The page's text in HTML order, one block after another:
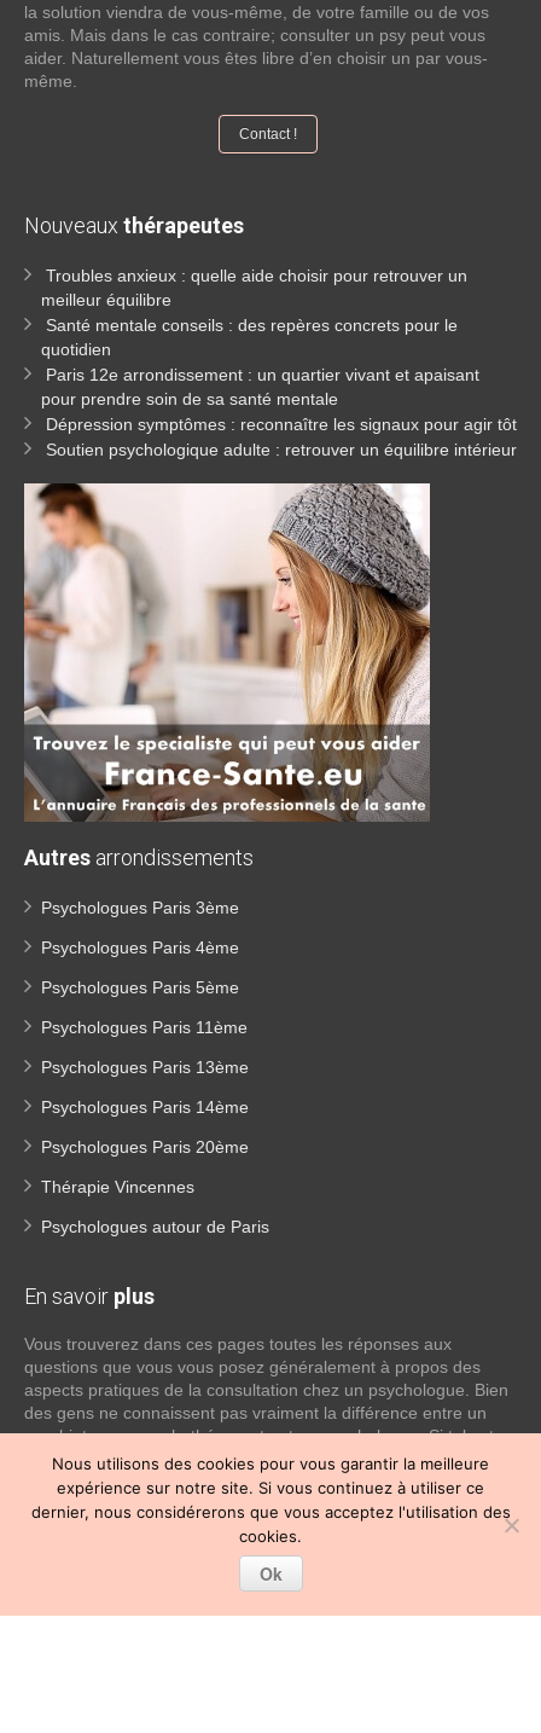
la solution viendra de vous-même, de votre famille ou de vos
amis. Mais dans le cas contraire; consulter un psy peut vous
aider. Naturellement vous êtes libre d’en choisir un par vous-
même.
Contact !
Nouveaux thérapeutes
Troubles anxieux : quelle aide choisir pour retrouver un
meilleur équilibre
Santé mentale conseils : des repères concrets pour le
quotidien
Paris 12e arrondissement : un quartier vivant et apaisant
pour prendre soin de sa santé mentale
Dépression symptômes : reconnaître les signaux pour agir tôt
Soutien psychologique adulte : retrouver un équilibre intérieur
Autres arrondissements
Psychologues Paris 3ème
Psychologues Paris 4ème
Psychologues Paris 5ème
Psychologues Paris 11ème
Psychologues Paris 13ème
Psychologues Paris 14ème
Psychologues Paris 20ème
Thérapie Vincennes
Psychologues autour de Paris
En savoir plus
Vous trouverez dans ces pages toutes les réponses aux
questions que vous vous posez généralement à propos des
aspects pratiques de la consultation chez un psychologue. Bien
des gens ne connaissent pas vraiment la différence entre un
psychiatre, un psychothérapeute et un psychologue. Si tel est
votre cas, voici quelques définitions qui devraient clarifier les
choses, n’hésitez pas à nous contacter:
Lire la suite
Nous utilisons des cookies pour vous garantir la meilleure
expérience sur notre site. Si vous continuez à utiliser ce
dernier, nous considérerons que vous acceptez l'utilisation des
cookies.
Ok